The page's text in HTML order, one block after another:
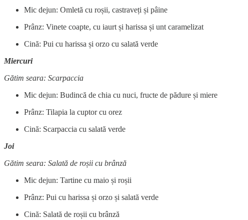
Mic dejun: Omletă cu roșii, castraveți și pâine
Prânz: Vinete coapte, cu iaurt și harissa și unt caramelizat
Cină: Pui cu harissa și orzo cu salată verde
Miercuri
Gătim seara: Scarpaccia
Mic dejun: Budincă de chia cu nuci, fructe de pădure și miere
Prânz: Tilapia la cuptor cu orez
Cină: Scarpaccia cu salată verde
Joi
Gătim seara: Salată de roșii cu brânză
Mic dejun: Tartine cu maio și roșii
Prânz: Pui cu harissa și orzo și salată verde
Cină: Salată de roșii cu brânză